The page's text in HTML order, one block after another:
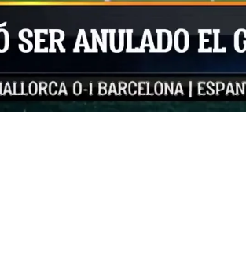
1-0 tras un centro en el que es
en posición de
visión del portero. Por esa
ha surgido el debate en torno